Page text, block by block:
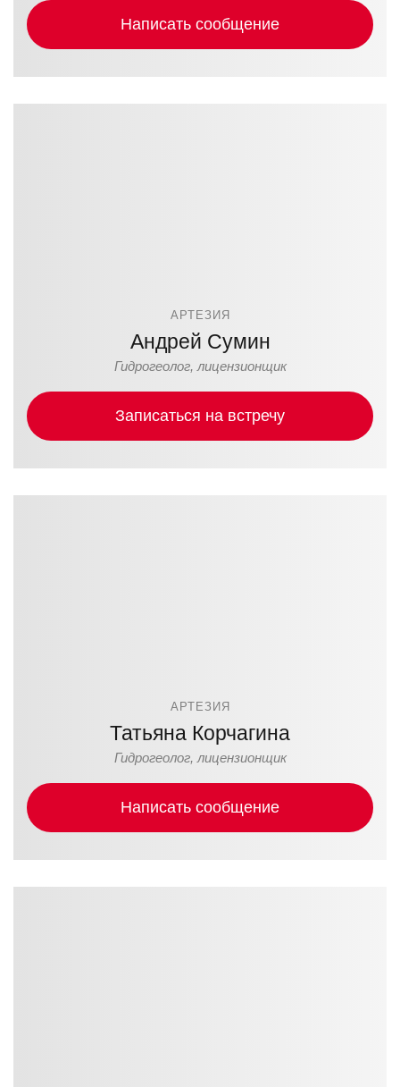
Написать сообщение
АРТЕЗИЯ
Андрей Сумин
Гидрогеолог, лицензионщик
Записаться на встречу
АРТЕЗИЯ
Татьяна Корчагина
Гидрогеолог, лицензионщик
Написать сообщение